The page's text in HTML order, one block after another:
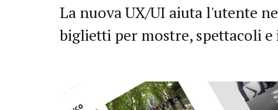
La nuova UX/UI aiuta l'utente
biglietti per mostre, spettacoli